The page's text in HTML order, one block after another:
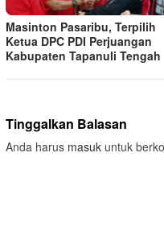
Masinton Pasaribu, Terpilih
Ketua DPC PDI Perjuangan
Kabupaten Tapanuli Tengah
Tinggalkan Balasan
Anda harus masuk untuk